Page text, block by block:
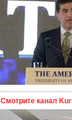
Смотрите канал